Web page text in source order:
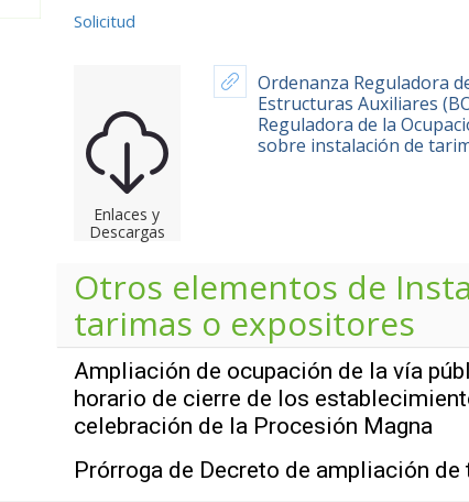
Solicitud
Enlaces y
Descargas
Ordenanza Reguladora
Estructuras Auxiliares
Reguladora de la
sobre instalación de
Otros elementos de
tarimas o expositores
Ampliación de ocupación de la vía
horario de cierre de los
celebración de la Procesión Magna
Prórroga de Decreto de ampliación de